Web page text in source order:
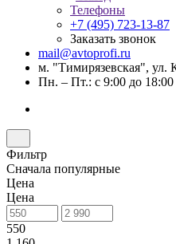
Телефоны
+7 (495) 723-13-87
Заказать звонок
mail@avtoprofi.ru
м. "Тимирязевская", ул.
Пн. – Пт.: с 9:00 до 18:00
Фильтр
Сначала популярные
Цена
Цена
550